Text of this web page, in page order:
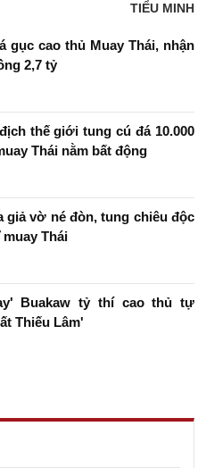
TIỂU MINH
gục cao thủ Muay Thái, nhận
2,7 tỷ
thế giới tung cú đá 10.000
Thái nằm bất động
giả vờ né đòn, tung chiêu độc
Thái
Buakaw tỷ thí cao thủ tự
Thiếu Lâm'